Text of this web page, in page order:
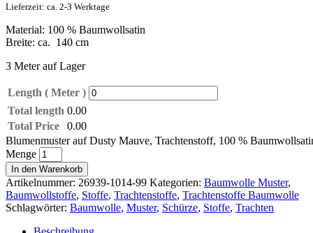
Lieferzeit: ca. 2-3 Werktage
Material: 100 % Baumwollsatin
Breite: ca. 140 cm
3 Meter auf Lager
Length ( Meter )
Total length 0.00
Total Price
0.00
Blumenmuster auf Dusty Mauve, Trachtenstoff, 100 %
Menge
In den Warenkorb
Artikelnummer: 26939-1014-99 Kategorien: Baumwolle Muster,
Baumwollstoffe, Stoffe, Trachtenstoffe, Trachtenstoffe Baumwolle
Schlagwörter: Baumwolle, Muster, Schürze, Stoffe, Trachten